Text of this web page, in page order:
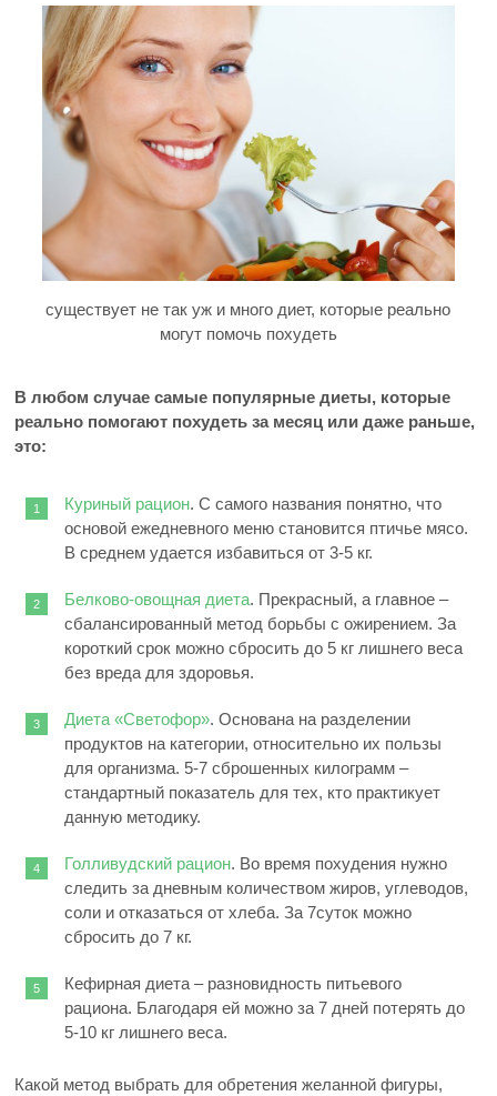
существует не так уж и много диет, которые реально
могут помочь похудеть
В любом случае самые популярные диеты, которые
реально помогают похудеть за месяц или даже раньше,
это:
Куриный рацион. С самого названия понятно, что
основой ежедневного меню становится птичье мясо.
В среднем удается избавиться от 3-5 кг.
Белково-овощная диета. Прекрасный, а главное –
сбалансированный метод борьбы с ожирением. За
короткий срок можно сбросить до 5 кг лишнего веса
без вреда для здоровья.
Диета «Светофор». Основана на разделении
продуктов на категории, относительно их пользы
для организма. 5-7 сброшенных килограмм –
стандартный показатель для тех, кто практикует
данную методику.
Голливудский рацион. Во время похудения нужно
следить за дневным количеством жиров, углеводов,
соли и отказаться от хлеба. За 7суток можно
сбросить до 7 кг.
Кефирная диета – разновидность питьевого
рациона. Благодаря ей можно за 7 дней потерять до
5-10 кг лишнего веса.
Какой метод выбрать для обретения желанной фигуры,